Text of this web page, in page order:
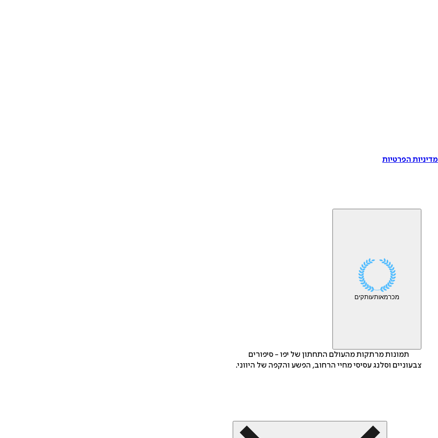
הפרטיות
מכרמאותעותקים
תמונות מרתקות מהעולם התחתון של יפו - סיפורים
צבעוניים וסלנג עסיסי מחיי הרחוב, הפשע והקפה של היווני.